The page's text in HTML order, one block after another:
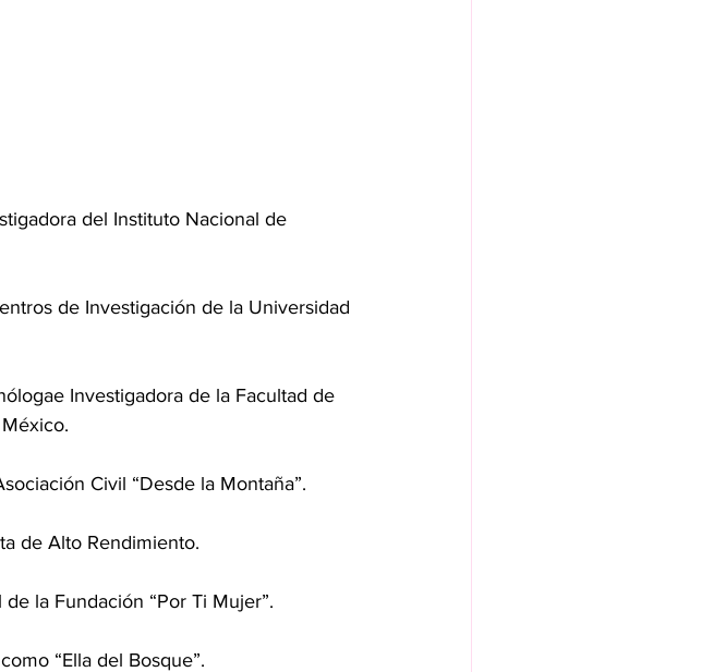
del Instituto Nacional de
de Investigación de la Universidad
Investigadora de la Facultad de
Civil “Desde la Montaña”.
de Alto Rendimiento.
de la Fundación “Por Ti Mujer”.
“Ella del Bosque”.